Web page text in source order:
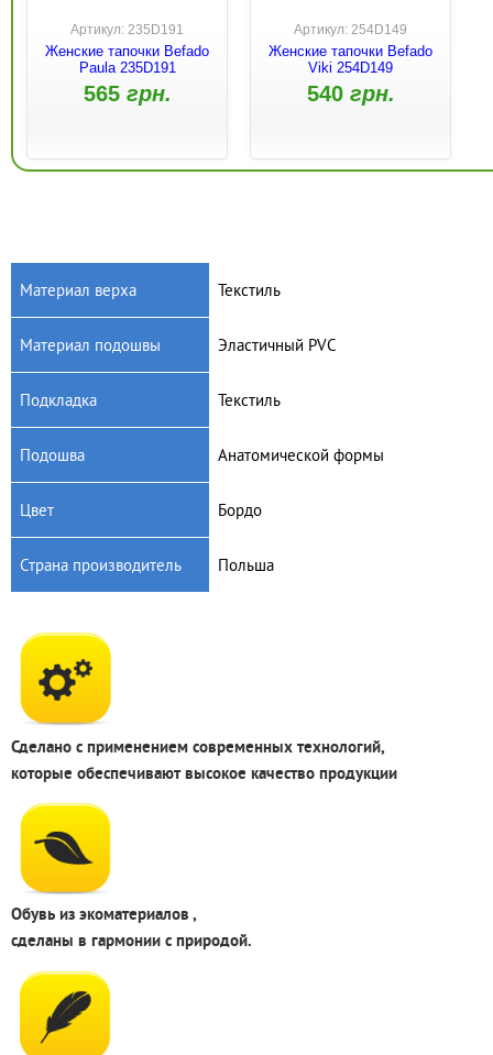
Артикул: 235D191
Женские тапочки Befado
Paula 235D191
565грн.
Артикул: 254D149
Женские тапочки Befado
Viki 254D149
540грн.
Ania 219D481
575грн.
Материал верха Текстиль
Материал подошвы Эластичный PVC
Подкладка Текстиль
Подошва Анатомической формы
Цвет Бордо
Страна производитель Польша
Сделано с применением современных технологий,
которые обеспечивают высокое качество продукции
Обувь из экоматериалов ,
сделаны в гармонии с природой.